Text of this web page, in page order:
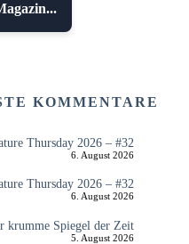
KOMMENTARE
Thursday 2026 – #32
6. August 2026
Thursday 2026 – #32
6. August 2026
krumme Spiegel der Zeit
5. August 2026